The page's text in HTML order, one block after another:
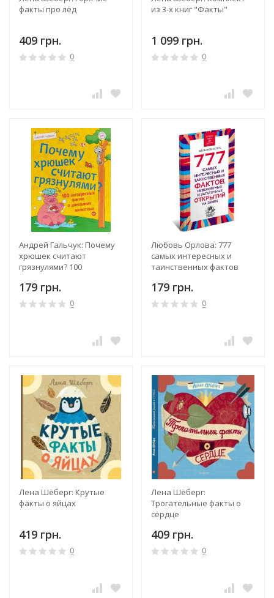
факты про лёд
409 грн.
0
из 3-х книг "Факты"
1 099 грн.
0
Андрей Гальчук: Почему
хрюшек считают
грязнулями? 100
домашних животных
179 грн.
0
Любовь Орлова: 777
самых интересных и
таинственных фактов
179 грн.
0
Лена Шёберг: Крутые
факты о яйцах
419 грн.
0
Лена Шёберг:
Трогательные факты о
сердце
409 грн.
0